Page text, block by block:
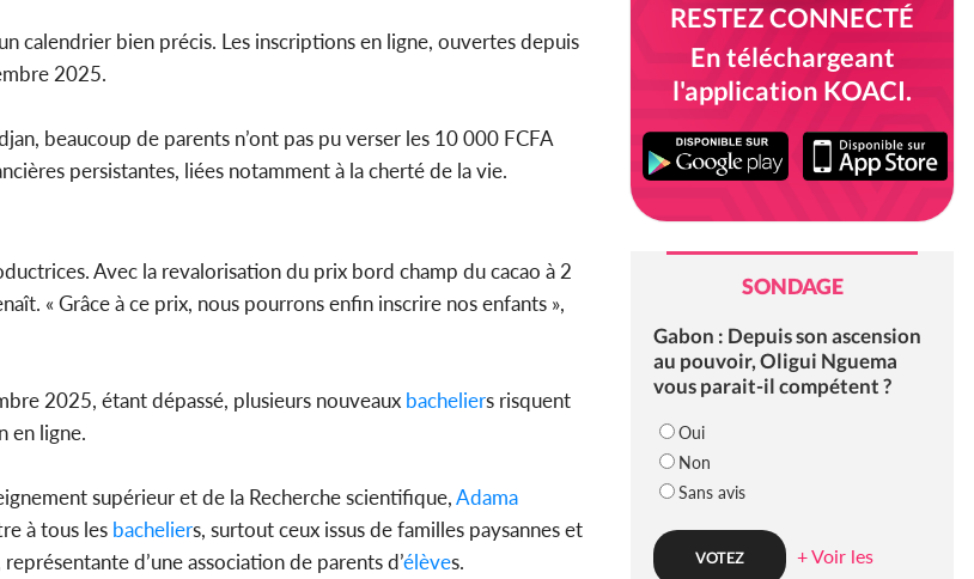
calendrier bien précis. Les inscriptions en ligne, ouvertes depuis
2025.
beaucoup de parents n’ont pas pu verser les 10 000 FCFA
persistantes, liées notamment à la cherté de la vie.
Avec la revalorisation du prix bord champ du cacao à 2
« Grâce à ce prix, nous pourrons enfin inscrire nos enfants »,
2025, étant dépassé, plusieurs nouveaux bacheliers risquent
en ligne.
supérieur et de la Recherche scientifique,Adama
à tous les bacheliers, surtout ceux issus de familles paysannes et
d’une association de parents d’élèves.
RESTEZ CONNECTÉ
En téléchargeant
l'application KOACI.
SONDAGE
Gabon : Depuis son ascension
au pouvoir, Oligui Nguema
vous parait-il compétent ?
Oui
Non
Sans avis
+ Voir les